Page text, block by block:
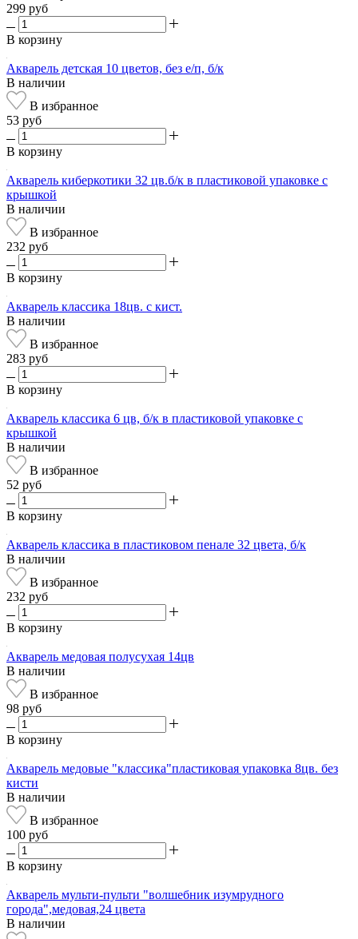
299 руб
В корзину
Акварель детская 10 цветов, без е/п, б/к
В наличии
В избранное
53 руб
В корзину
Акварель киберкотики 32 цв.б/к в пластиковой упаковке с
крышкой
В наличии
В избранное
232 руб
В корзину
Акварель классика 18цв. с кист.
В наличии
В избранное
283 руб
В корзину
Акварель классика 6 цв, б/к в пластиковой упаковке с
крышкой
В наличии
В избранное
52 руб
В корзину
Акварель классика в пластиковом пенале 32 цвета, б/к
В наличии
В избранное
232 руб
В корзину
Акварель медовая полусухая 14цв
В наличии
В избранное
98 руб
В корзину
Акварель медовые "классика"пластиковая упаковка 8цв. без
кисти
В наличии
В избранное
100 руб
В корзину
Акварель мульти-пульти "волшебник изумрудного
города",медовая,24 цвета
В наличии